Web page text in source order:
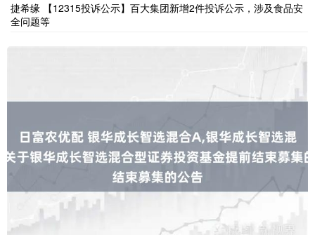
捷希缘 【12315投诉公示】百大集团新增2件投诉公示，涉及食品安
全问题等